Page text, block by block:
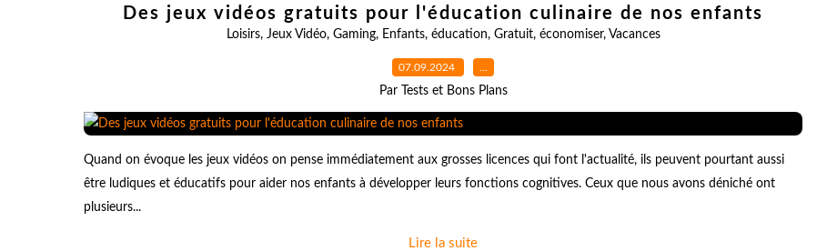
Des jeux vidéos gratuits pour l'éducation culinaire de nos enfants
Loisirs, Jeux Vidéo, Gaming, Enfants, éducation, Gratuit, économiser, Vacances
07.09.2024 …
Par Tests et Bons Plans
Quand on évoque les jeux vidéos on pense immédiatement aux grosses licences qui font l'actualité, ils peuvent pourtant aussi
être ludiques et éducatifs pour aider nos enfants à développer leurs fonctions cognitives. Ceux que nous avons déniché ont
plusieurs...
Lire la suite